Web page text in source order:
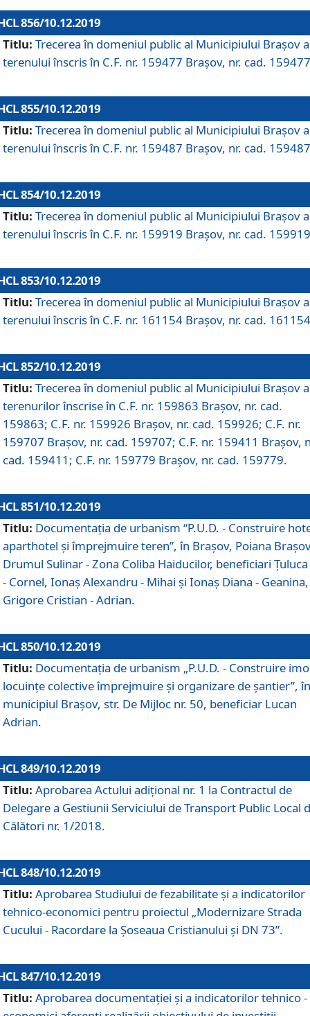
856/10.12.2019
Titlu: Trecerea în domeniul public al Municipiului Braşov a
terenului înscris în C.F. nr. 159477 Brașov, nr. cad.
855/10.12.2019
Titlu: Trecerea în domeniul public al Municipiului Braşov a
terenului înscris în C.F. nr. 159487 Brașov, nr. cad.
854/10.12.2019
Titlu: Trecerea în domeniul public al Municipiului Braşov a
terenului înscris în C.F. nr. 159919 Brașov, nr. cad.
853/10.12.2019
Titlu: Trecerea în domeniul public al Municipiului Braşov a
terenului înscris în C.F. nr. 161154 Brașov, nr. cad.
852/10.12.2019
Titlu: Trecerea în domeniul public al Municipiului Braşov a
terenurilor înscrise în C.F. nr. 159863 Brașov, nr. cad.
159863; C.F. nr. 159926 Brașov, nr. cad. 159926; C.F. nr.
159707 Brașov, nr. cad. 159707; C.F. nr. 159411 Brașov,
cad. 159411; C.F. nr. 159779 Brașov, nr. cad. 159779.
851/10.12.2019
Titlu: Documentaţia de urbanism “P.U.D. - Construire
aparthotel şi împrejmuire teren”, în Braşov, Poiana
Drumul Sulinar - Zona Coliba Haiducilor, beneficiari
- Cornel, Ionaş Alexandru - Mihai şi Ionaş Diana - Geanina,
Grigore Cristian - Adrian.
850/10.12.2019
Titlu: Documentaţia de urbanism „P.U.D. - Construire
locuințe colective împrejmuire și organizare de șantier”, în
municipiul Braşov, str. De Mijloc nr. 50, beneficiar Lucan
Adrian.
849/10.12.2019
Titlu: Aprobarea Actului adiţional nr. 1 la Contractul de
Delegare a Gestiunii Serviciului de Transport Public Local
Călători nr. 1/2018.
848/10.12.2019
Titlu: Aprobarea Studiului de fezabilitate şi a indicatorilor
tehnico-economici pentru proiectul „Modernizare Strada
Cucului - Racordare la Șoseaua Cristianului și DN 73”.
847/10.12.2019
Titlu: Aprobarea documentației și a indicatorilor tehnico -